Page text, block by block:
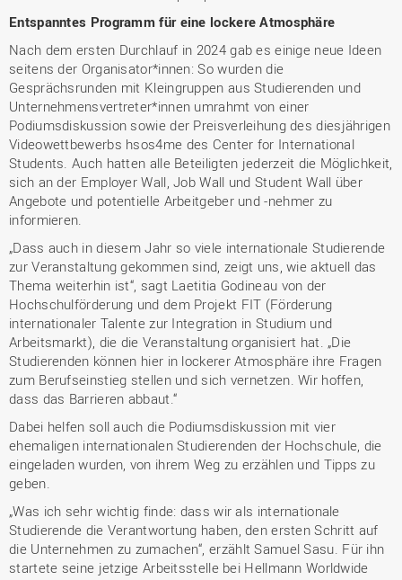
Entspanntes Programm für eine lockere Atmosphäre
Nach dem ersten Durchlauf in 2024 gab es einige neue Ideen
seitens der Organisator*innen: So wurden die
Gesprächsrunden mit Kleingruppen aus Studierenden und
Unternehmensvertreter*innen umrahmt von einer
Podiumsdiskussion sowie der Preisverleihung des diesjährigen
Videowettbewerbs hsos4me des Center for International
Students. Auch hatten alle Beteiligten jederzeit die Möglichkeit,
sich an der Employer Wall, Job Wall und Student Wall über
Angebote und potentielle Arbeitgeber und -nehmer zu
informieren.
„Dass auch in diesem Jahr so viele internationale Studierende
zur Veranstaltung gekommen sind, zeigt uns, wie aktuell das
Thema weiterhin ist“, sagt Laetitia Godineau von der
Hochschulförderung und dem Projekt FIT (Förderung
internationaler Talente zur Integration in Studium und
Arbeitsmarkt), die die Veranstaltung organisiert hat. „Die
Studierenden können hier in lockerer Atmosphäre ihre Fragen
zum Berufseinstieg stellen und sich vernetzen. Wir hoffen,
dass das Barrieren abbaut.“
Dabei helfen soll auch die Podiumsdiskussion mit vier
ehemaligen internationalen Studierenden der Hochschule, die
eingeladen wurden, von ihrem Weg zu erzählen und Tipps zu
geben.
„Was ich sehr wichtig finde: dass wir als internationale
Studierende die Verantwortung haben, den ersten Schritt auf
die Unternehmen zu zumachen“, erzählt Samuel Sasu. Für ihn
startete seine jetzige Arbeitsstelle bei Hellmann Worldwide